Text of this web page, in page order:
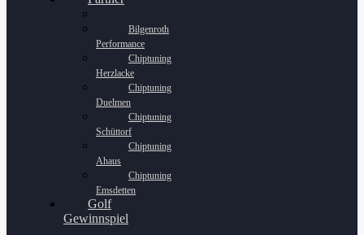
Bilgenroth
Performance
Chiptuning
Herzlacke
Chiptuning
Duelmen
Chiptuning
Schüttorf
Chiptuning
Ahaus
Chiptuning
Emsdetten
Golf
Gewinnspiel